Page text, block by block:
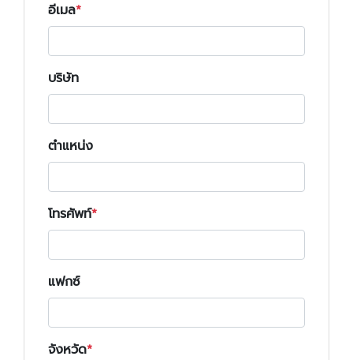
อีเมล
บริษัท
ตำแหน่ง
โทรศัพท์
แฟกซ์
จังหวัด